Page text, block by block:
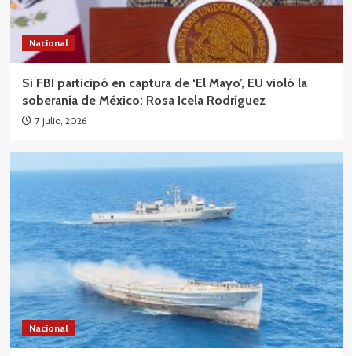
Nacional
Si FBI participó en captura de ‘El Mayo’, EU violó la
soberanía de México: Rosa Icela Rodríguez
7 julio, 2026
Nacional